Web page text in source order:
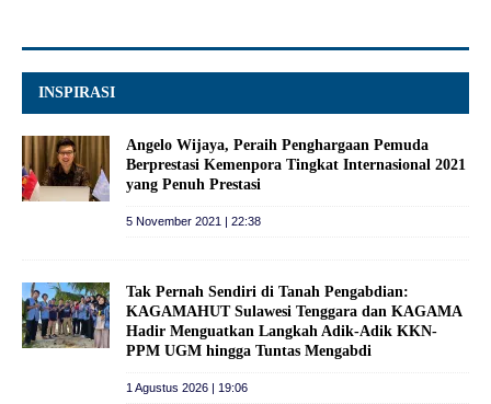
INSPIRASI
Angelo Wijaya, Peraih Penghargaan Pemuda
Berprestasi Kemenpora Tingkat Internasional 2021
yang Penuh Prestasi
5 November 2021 | 22:38
Tak Pernah Sendiri di Tanah Pengabdian:
KAGAMAHUT Sulawesi Tenggara dan KAGAMA
Hadir Menguatkan Langkah Adik-Adik KKN-
PPM UGM hingga Tuntas Mengabdi
1 Agustus 2026 | 19:06